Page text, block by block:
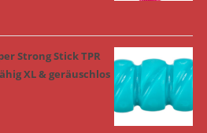
Strong Stick TPR
XL & geräuschlos